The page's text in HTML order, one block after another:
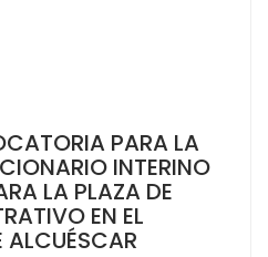
PARA LA
INTERINO
LA PLAZA DE
EN EL